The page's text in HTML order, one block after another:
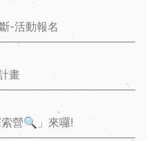
-活動報名
畫
營🔍」來囉!